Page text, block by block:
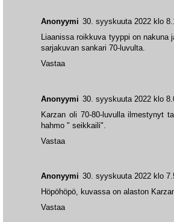
Anonyymi 30. syyskuuta 2022 klo
Höpöhöpö, kuvassa on alaston
Vastaa
Anonyymi 30. syyskuuta 2022 klo
Karzan oli 70-80-luvulla ilmestynyt
hahmo " seikkaili".
Vastaa
Anonyymi 30. syyskuuta 2022 klo
Liaanissa roikkuva tyyppi on nakuna
sarjakuvan sankari 70-luvulta.
Vastaa